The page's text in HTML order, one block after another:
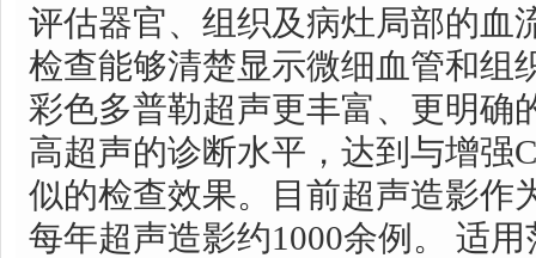
评估器官、组织及病灶局部的血
检查能够清楚显示微细血管和组
彩色多普勒超声更丰富、更明确
高超声的诊断水平，达到与增强
似的检查效果。目前超声造影作
每年超声造影约1000余例。 适